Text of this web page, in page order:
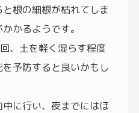
根の細根が枯れてしま
かるようです。
、土を軽く湿らす程度
予防すると良いかもし
に行い、夜までにはほ